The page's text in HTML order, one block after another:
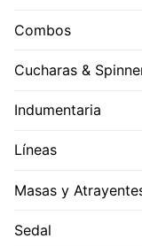
Combos
Cucharas &
Indumentaria
Líneas
Masas y
Sedal